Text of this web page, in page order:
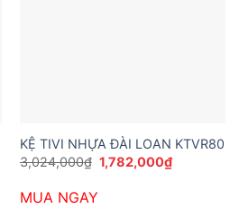
KỆ TIVI NHỰA ĐÀI LOAN KTVR80
3,024,000₫ Giá
gốc
1,782,000₫Giá
MUA NGAY